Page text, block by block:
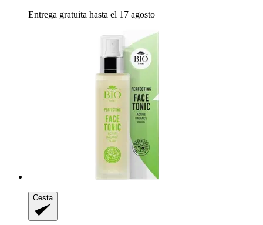
Entrega gratuita hasta el 17 agosto
Cesta